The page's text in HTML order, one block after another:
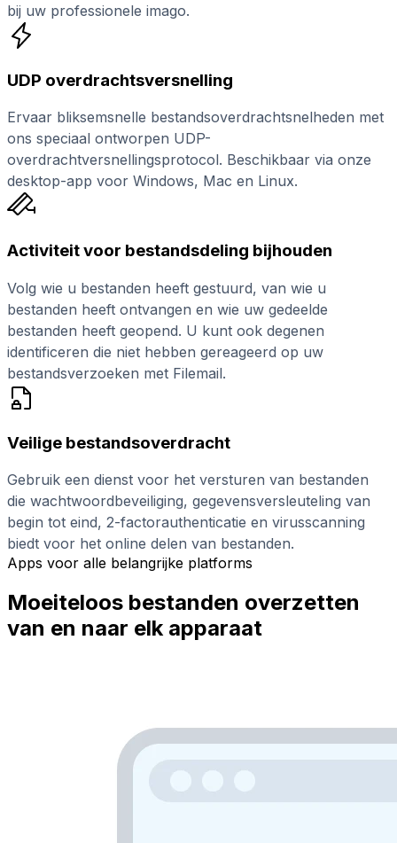
bij uw professionele imago.
UDP overdrachtsversnelling
Ervaar bliksemsnelle bestandsoverdrachtsnelheden met
ons speciaal ontworpen UDP-
overdrachtversnellingsprotocol. Beschikbaar via onze
desktop-app voor Windows, Mac en Linux.
Activiteit voor bestandsdeling bijhouden
Volg wie u bestanden heeft gestuurd, van wie u
bestanden heeft ontvangen en wie uw gedeelde
bestanden heeft geopend. U kunt ook degenen
identificeren die niet hebben gereageerd op uw
bestandsverzoeken met Filemail.
Veilige bestandsoverdracht
Gebruik een dienst voor het versturen van bestanden
die wachtwoordbeveiliging, gegevensversleuteling van
begin tot eind, 2-factorauthenticatie en virusscanning
biedt voor het online delen van bestanden.
Apps voor alle belangrijke platforms
Moeiteloos bestanden overzetten
van en naar elk apparaat